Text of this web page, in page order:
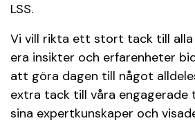
LSS.
Vi vill rikta ett stort tack till
era insikter och erfarenheter
att göra dagen till något
extra tack till våra engagerade
sina expertkunskaper och